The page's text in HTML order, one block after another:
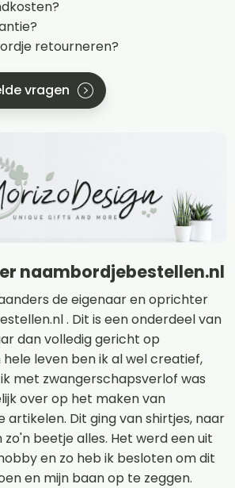
retourneren?
vragen
naambordjebestellen.nl
de eigenaar en oprichter
. Dit is een onderdeel van
dan volledig gericht op
hele leven ben ik al wel creatief,
met zwangerschapsverlof was
over op het maken van
artikelen. Dit ging van shirtjes, naar
beetje alles. Het werd een uit
en zo heb ik besloten om dit
en mijn baan op te zeggen.